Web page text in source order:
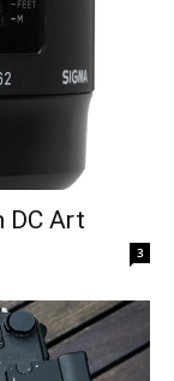
DC Art
3